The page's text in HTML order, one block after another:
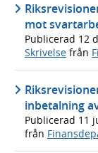
mot
Publicerad 12
Skrivelse från
inbetalning
Publicerad 11
från